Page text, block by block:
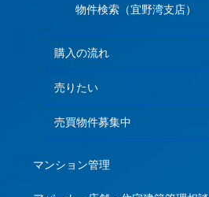
物件検索（宜野湾支店）
購入の流れ
売りたい
売買物件募集中
マンション管理